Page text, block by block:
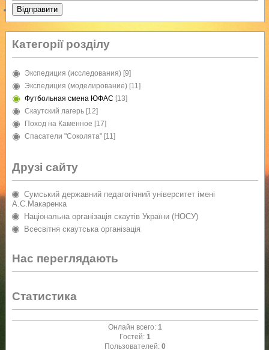
Відправити
Категорії розділу
Экспедиция (исследования) [9]
Экспедиция (моделирование) [11]
Футбольная смена ЮФАС [13]
Скаутский лагерь [12]
Поход на Каменное [17]
Спасатели "Соколята" [11]
Друзі сайту
Сумський державний педагогічний університет імені
А.С.Макаренка
Національна організація скаутів України (НОСУ)
Всесвітня скаутська організація
Нас переглядають
Статистика
Онлайн всего: 1
Гостей: 1
Пользователей: 0